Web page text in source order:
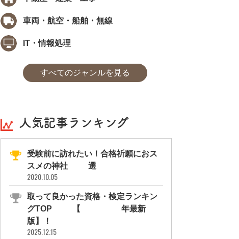
車両・航空・船舶・無線
IT・情報処理
すべてのジャンルを見る
人気記事ランキング
受験前に訪れたい！合格祈願におス
スメの神社11選
2020.10.05
取って良かった資格・検定ランキン
グTOP10【2026年最新
版】！
2025.12.15